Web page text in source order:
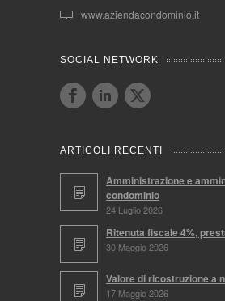
www.aziendacondominio.it
SOCIAL NETWORK
ARTICOLI RECENTI
Amministrazione e
condominio
24 Luglio 2026
Ritenuta fiscale 4%,
30 Maggio 2026
Valore di ricostruzione a
17 Maggio 2026